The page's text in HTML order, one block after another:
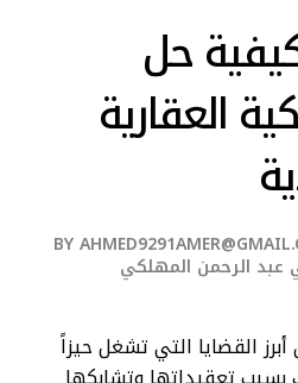
حل
العقارية
BY
عبد الرحمن المهلكي
القضايا التي تشغل حيزاً